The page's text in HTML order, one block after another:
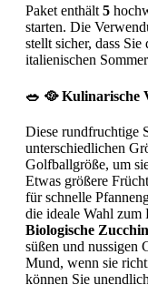
Paket enthält 5
starten. Die
stellt sicher, dass
italienischen
🥗 🥘 Kulinarische
Diese rundfruchtige
unterschiedlichen
Golfballgröße, um
Etwas größere
für schnelle
die ideale Wahl zum
Biologische
süßen und nussigen
Mund, wenn sie
können Sie